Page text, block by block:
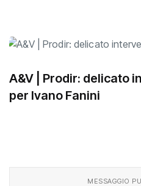
A&V | Prodir: delicato
per Ivano Fanini
MESSAGGIO